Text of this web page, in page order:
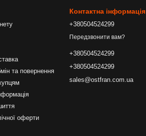
та повернення
оферти
Контактна інформація
+380504524299
Передзвонити вам?
+380504524299
+380504524299
sales@ostfran.com.ua